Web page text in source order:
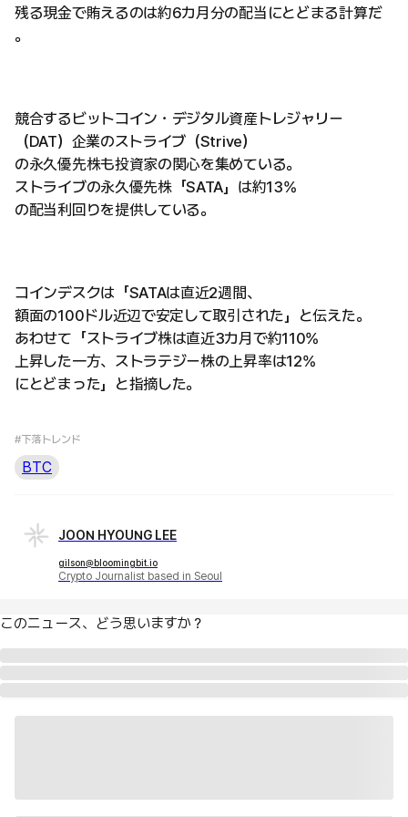
残る現金で賄えるのは約6カ月分の配当にとどまる計算だ
。
競合するビットコイン・デジタル資産トレジャリー
（DAT）企業のストライブ（Strive）
の永久優先株も投資家の関心を集めている。
ストライブの永久優先株「SATA」は約13%
の配当利回りを提供している。
コインデスクは「SATAは直近2週間、
額面の100ドル近辺で安定して取引された」と伝えた。
あわせて「ストライブ株は直近3カ月で約110%
上昇した一方、ストラテジー株の上昇率は12%
にとどまった」と指摘した。
#下落トレンド
BTC
JOON HYOUNG LEE
gilson@bloomingbit.io
Crypto Journalist based in Seoul
このニュース、どう思いますか？